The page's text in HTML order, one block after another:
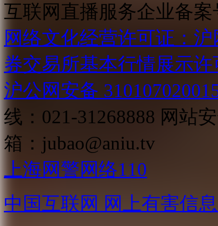
互联网直播服务企业备案
网络文化经营许可证：
券交易所基本行情展示许
沪公网安备
线：021-31268888 网站
箱： jubao@aniu.tv
上海网警网络110
中国互联网 网上有害信